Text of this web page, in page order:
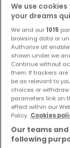
Sie
könnten
We use
your dreams
We and our 1015
browsing data or
Authorise all
shown under we
Continue without
them. If trackers
be as relevant to
choices or
parameters link on
effect within our
Policy. Cookies
Our teams
following